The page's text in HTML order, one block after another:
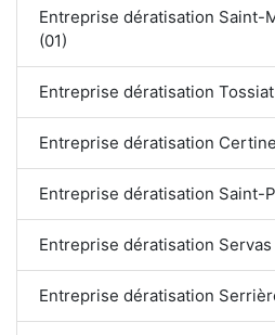
Entreprise dératisation Saint-
(01)
Entreprise dératisation Tossiat
Entreprise dératisation
Entreprise dératisation Saint-
Entreprise dératisation Servas
Entreprise dératisation